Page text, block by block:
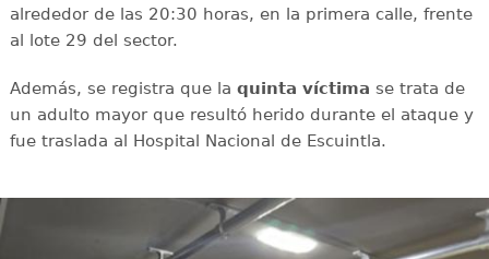
alrededor de las 20:30 horas, en la primera calle, frente
al lote 29 del sector.
Además, se registra que la quinta víctima se trata de
un adulto mayor que resultó herido durante el ataque y
fue traslada al Hospital Nacional de Escuintla.